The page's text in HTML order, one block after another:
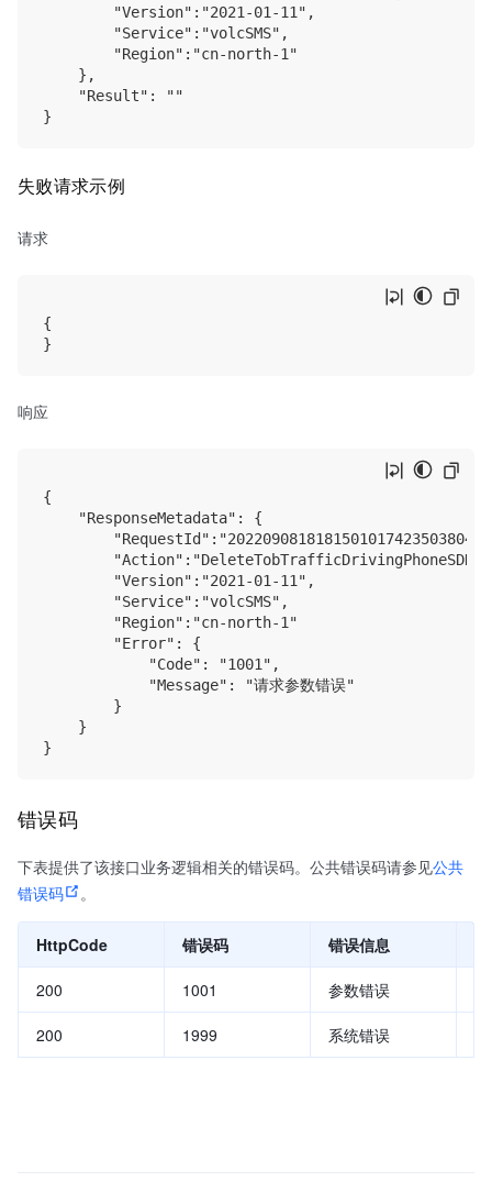
        "Version":"2021-01-11",
        "Service":"volcSMS",
        "Region":"cn-north-1"
    },
    "Result": ""
失败请求示例
请求
{
响应
{
    "ResponseMetadata": {
        "Action":"DeleteTobTrafficDrivingPhoneSDK",
        "Version":"2021-01-11",
        "Service":"volcSMS",
        "Region":"cn-north-1"
        "Error": {
            "Code": "1001",
            "Message": "请求参数错误"
        }
    }
错误码
下表提供了该接口业务逻辑相关的错误码。公共错误码请参见公共
错误码
。
HttpCode 错误码 错误信息
200 1001 参数错误
200 1999 系统错误